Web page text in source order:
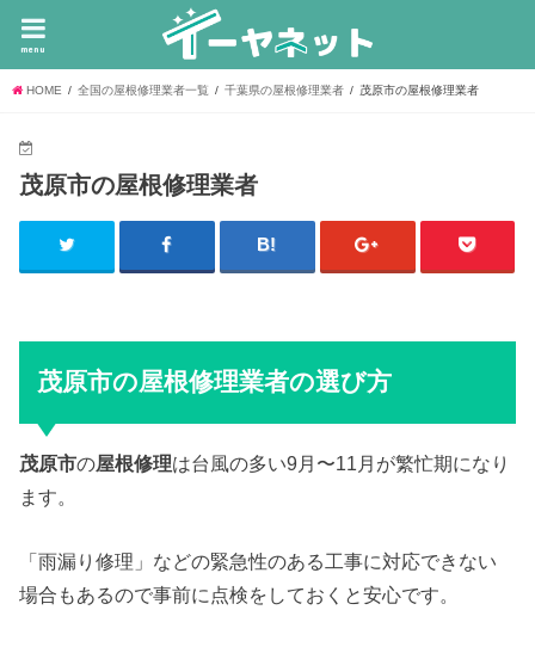
menu
HOME 全国の屋根修理業者一覧 千葉県の屋根修理業者 茂原市の屋根修理業者
茂原市の屋根修理業者
茂原市の屋根修理業者の選び方
茂原市の屋根修理は台風の多い9月〜11月が繁忙期になり
ます。
「雨漏り修理」などの緊急性のある工事に対応できない
場合もあるので事前に点検をしておくと安心です。